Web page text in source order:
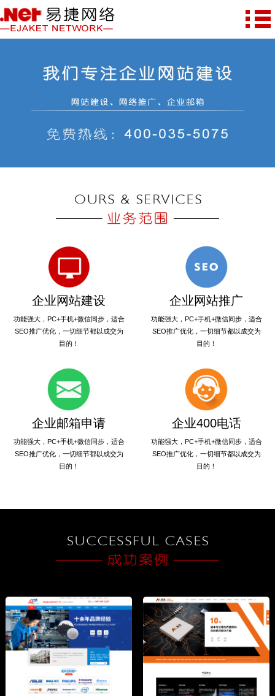
企业网站建设
功能强大，PC+手机+微信同步，适合
SEO推广优化，一切细节都以成交为
目的！
企业网站推广
功能强大，PC+手机+微信同步，适合
SEO推广优化，一切细节都以成交为
目的！
企业邮箱申请
功能强大，PC+手机+微信同步，适合
SEO推广优化，一切细节都以成交为
目的！
企业400电话
功能强大，PC+手机+微信同步，适合
SEO推广优化，一切细节都以成交为
目的！